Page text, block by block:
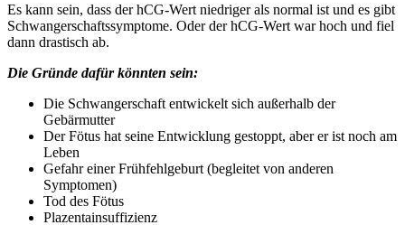
Es kann sein, dass der hCG-Wert niedriger als normal ist und es gibt
Schwangerschaftssymptome. Oder der hCG-Wert war hoch und fiel
dann drastisch ab.
Die Gründe dafür könnten sein:
Die Schwangerschaft entwickelt sich außerhalb der
Gebärmutter
Der Fötus hat seine Entwicklung gestoppt, aber er ist noch am
Leben
Gefahr einer Frühfehlgeburt (begleitet von anderen
Symptomen)
Tod des Fötus
Plazentainsuffizienz